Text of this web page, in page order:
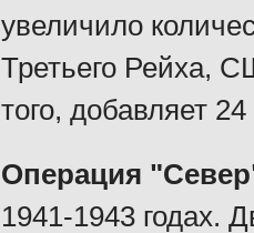
увеличило
Третьего Рейха,
того, добавляет
Операция
1941-1943 годах.